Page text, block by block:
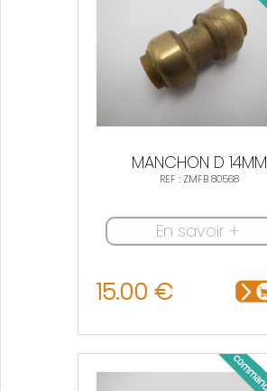
MANCHON D 14MM
REF : ZMFB 80568
En savoir +
15.00 €